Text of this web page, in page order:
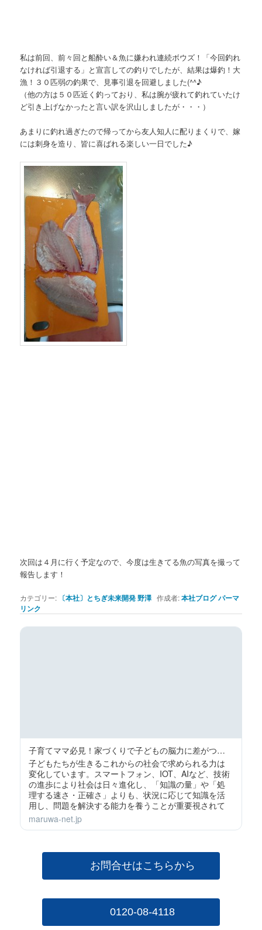
私は前回、前々回と船酔い＆魚に嫌われ連続ボウズ！「今回釣れ
なければ引退する」と宣言しての釣りでしたが、結果は爆釣！大
漁！３０匹弱の釣果で、見事引退を回避しました(^^♪
（他の方は５０匹近く釣っており、私は腕が疲れて釣れていたけ
ど引き上げなかったと言い訳を沢山しましたが・・・）
あまりに釣れ過ぎたので帰ってから友人知人に配りまくりで、嫁
には刺身を造り、皆に喜ばれる楽しい一日でした♪
次回は４月に行く予定なので、今度は生きてる魚の写真を撮って
報告します！
カテゴリー: 〔本社〕とちぎ未来開発 野澤 作成者:本社ブログパーマ
リンク
子育てママ必見！家づくりで子どもの脳力に差がつく？！
子どもたちが生きるこれからの社会で求められる力は
変化しています。スマートフォン、IOT、AIなど、技術
の進歩により社会は日々進化し、「知識の量」や「処
理する速さ・正確さ」よりも、状況に応じて知識を活
用し、問題を解決する能力を養うことが重要視されて
きています。
maruwa-net.jp
お問合せはこちらから
0120-08-4118